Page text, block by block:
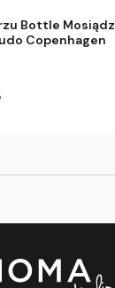
Bottle Mosiądz
Copenhagen